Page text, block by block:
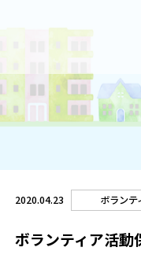
2020.04.23 ボランテ
ボランティア活動